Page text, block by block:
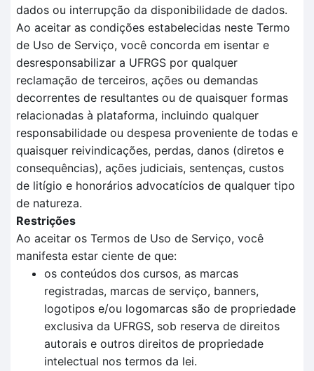
dados ou interrupção da disponibilidade de dados.
Ao aceitar as condições estabelecidas neste Termo
de Uso de Serviço, você concorda em isentar e
desresponsabilizar a UFRGS por qualquer
reclamação de terceiros, ações ou demandas
decorrentes de resultantes ou de quaisquer formas
relacionadas à plataforma, incluindo qualquer
responsabilidade ou despesa proveniente de todas e
quaisquer reivindicações, perdas, danos (diretos e
consequências), ações judiciais, sentenças, custos
de litígio e honorários advocatícios de qualquer tipo
de natureza.
Restrições
Ao aceitar os Termos de Uso de Serviço, você
manifesta estar ciente de que:
os conteúdos dos cursos, as marcas
registradas, marcas de serviço, banners,
logotipos e/ou logomarcas são de propriedade
exclusiva da UFRGS, sob reserva de direitos
autorais e outros direitos de propriedade
intelectual nos termos da lei.